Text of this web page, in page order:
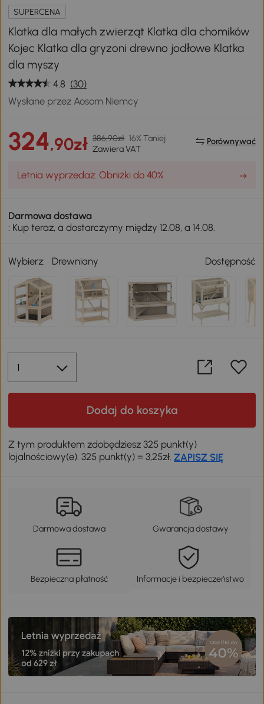
SUPERCENA
Klatka dla małych zwierząt Klatka dla chomików
Kojec Klatka dla gryzoni drewno jodłowe Klatka
dla myszy
4.8 (30)
Wysłane przez Aosom Niemcy
324,90zł 386,90zł 16% Taniej
Zawiera VAT
Porównywać
Letnia wyprzedaż: Obniżki do 40%
Darmowa dostawa
: Kup teraz, a dostarczymy między 12.08, a 14.08.
Wybierz: Drewniany Dostępność
Dodaj do koszyka
Z tym produktem zdobędziesz 325 punkt(y)
lojalnościowy(e). 325 punkt(y) = 3,25zł.ZAPISZ SIĘ
Darmowa dostawa Gwarancja dostawy
Bezpieczna płatność Informacje i bezpieczeństwo